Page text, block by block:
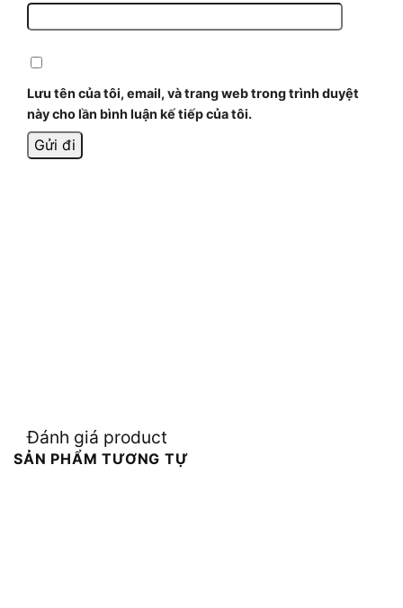
Lưu tên của tôi, email, và trang web trong trình duyệt
này cho lần bình luận kế tiếp của tôi.
Đánh giá product
SẢN PHẨM TƯƠNG TỰ